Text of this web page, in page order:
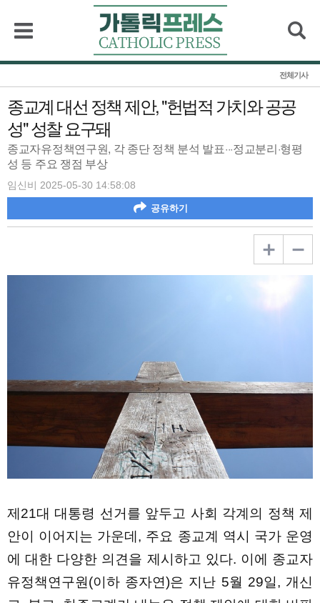
전체기사
종교계 대선 정책 제안, "헌법적 가치와 공공
성" 성찰 요구돼
종교자유정책연구원, 각 종단 정책 분석 발표···정교분리·형평
성 등 주요 쟁점 부상
임신비 2025-05-30 14:58:08
공유하기
제21대 대통령 선거를 앞두고 사회 각계의 정책 제
안이 이어지는 가운데, 주요 종교계 역시 국가 운영
에 대한 다양한 의견을 제시하고 있다. 이에 종교자
유정책연구원(이하 종자연)은 지난 5월 29일, 개신
검색